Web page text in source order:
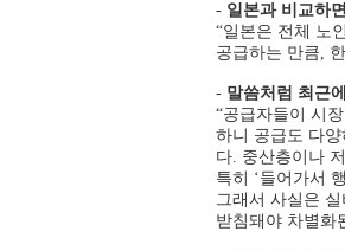
- 일본과 비교하
“일본은 전체 노
공급하는 만큼,
- 말씀처럼 최근
“공급자들이 시
하니 공급도 다
다. 중산층이나
특히 ‘들어가서
그래서 사실은
받침돼야 차별화